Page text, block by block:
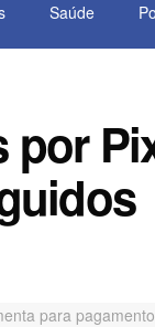
Saúde
por